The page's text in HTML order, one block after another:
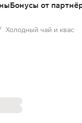
Бонусы от
Холодный чай и квас